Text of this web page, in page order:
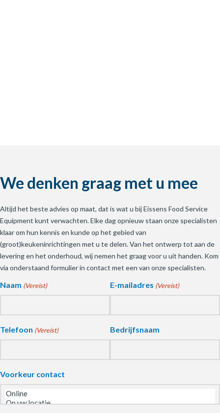
We denken graag met u mee
Altijd het beste advies op maat, dat is wat u bij Eissens Food Service
Equipment kunt verwachten. Elke dag opnieuw staan onze specialisten
klaar om hun kennis en kunde op het gebied van
(groot)keukeninrichtingen met u te delen. Van het ontwerp tot aan de
levering en het onderhoud, wij nemen het graag voor u uit handen. Kom
via onderstaand formulier in contact met een van onze specialisten.
Naam (Vereist) E-mailadres (Vereist)
Telefoon (Vereist) Bedrijfsnaam
Voorkeur contact